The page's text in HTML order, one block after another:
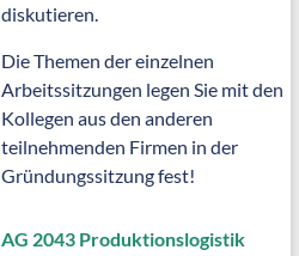
diskutieren.
Die Themen der einzelnen
Arbeitssitzungen legen Sie mit den
Kollegen aus den anderen
teilnehmenden Firmen in der
Gründungssitzung fest!
AG 2043 Produktionslogistik